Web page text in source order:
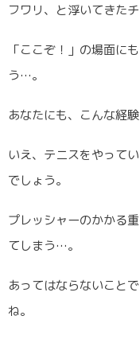
フワリ、と浮いてきた
「ここぞ！」の場面に
う…。
あなたにも、こんな経
いえ、テニスをやって
でしょう。
プレッシャーのかかる
てしまう…。
あってはならないこと
ね。